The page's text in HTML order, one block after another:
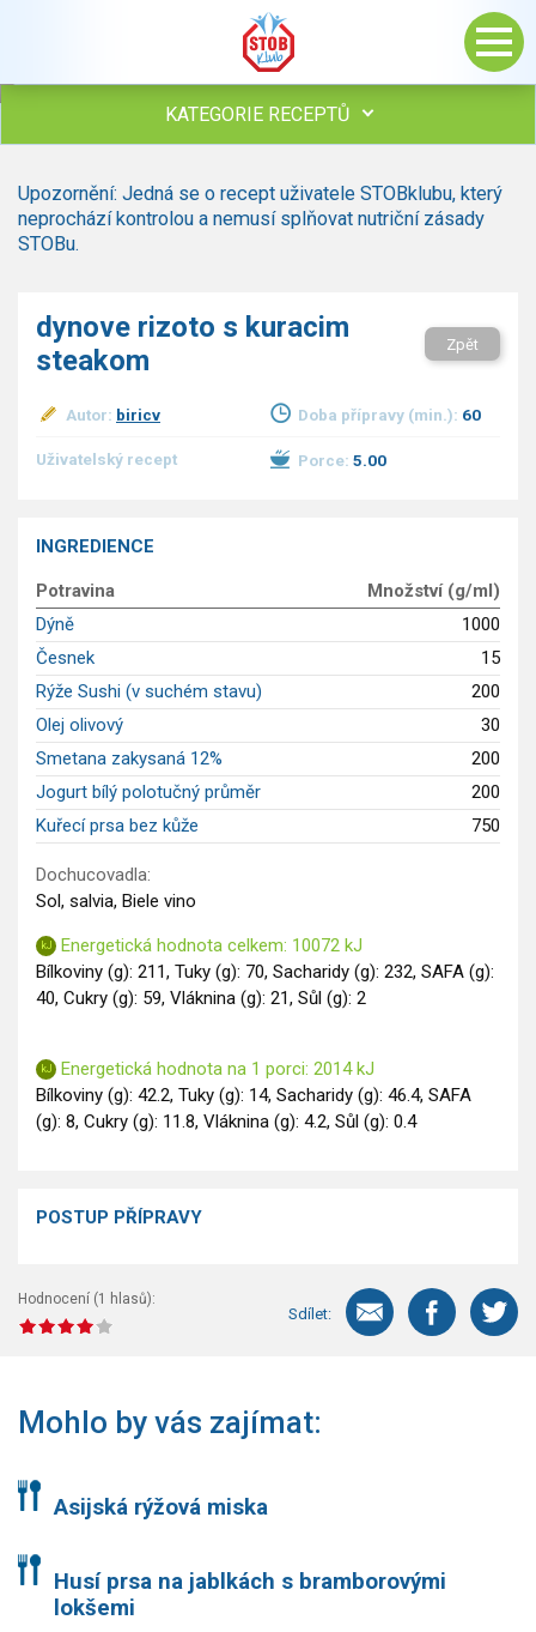
KATEGORIE RECEPTŮ
Polévky
Studená kuchyně
hovězí, telecí
vepřové
ryby
ostatní maso
Bezmasé a zeleninové
Sladké pokrmy
Dezerty
Nápoje
Ostatní
Dětské recepty
GLP-1 recepty
Upozornění: Jedná se o recept uživatele STOBklubu, který
neprochází kontrolou a nemusí splňovat nutriční zásady
STOBu.
dynove rizoto s kuracim
steakom
Zpět
Autor: biricv Doba přípravy (min.): 60
Uživatelský recept Porce: 5.00
INGREDIENCE
Potravina
Množství (g/ml)
Dýně
1000
Česnek
15
Rýže Sushi (v suchém stavu)
200
Olej olivový
30
Smetana zakysaná 12%
200
Jogurt bílý polotučný průměr
200
Kuřecí prsa bez kůže
750
Dochucovadla:
Sol, salvia, Biele vino
Energetická hodnota celkem: 10072 kJ
Bílkoviny (g): 211, Tuky (g): 70, Sacharidy (g): 232, SAFA (g):
40, Cukry (g): 59, Vláknina (g): 21, Sůl (g): 2
Energetická hodnota na 1 porci: 2014 kJ
Bílkoviny (g): 42.2, Tuky (g): 14, Sacharidy (g): 46.4, SAFA
(g): 8, Cukry (g): 11.8, Vláknina (g): 4.2, Sůl (g): 0.4
POSTUP PŘÍPRAVY
Hodnocení (1 hlasů):
Sdílet:
Mohlo by vás zajímat:
Asijská rýžová miska
Husí prsa na jablkách s bramborovými
lokšemi